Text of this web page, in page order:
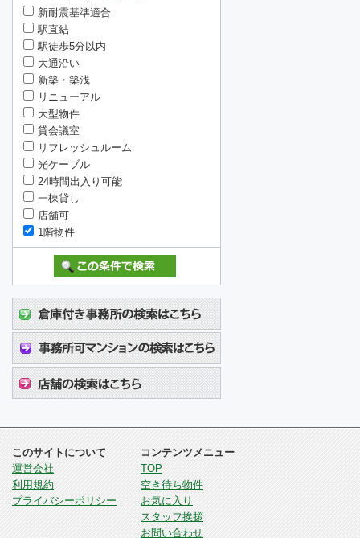
新耐震基準適合
駅直結
駅徒歩5分以内
大通沿い
新築・築浅
リニューアル
大型物件
貸会議室
リフレッシュルーム
光ケーブル
24時間出入り可能
一棟貸し
店舗可
1階物件
このサイトについて
運営会社
利用規約
プライバシーポリシー
コンテンツメニュー
TOP
空き待ち物件
お気に入り
スタッフ挨拶
お問い合わせ